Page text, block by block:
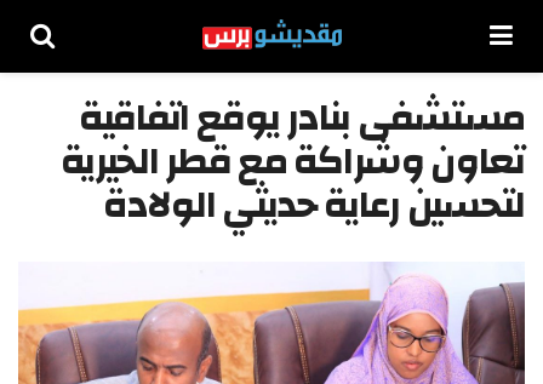
مستشفى بنادر يوقع اتفاقية
تعاون وشراكة مع قطر الخيرية
لتحسين رعاية حديثي الولادة